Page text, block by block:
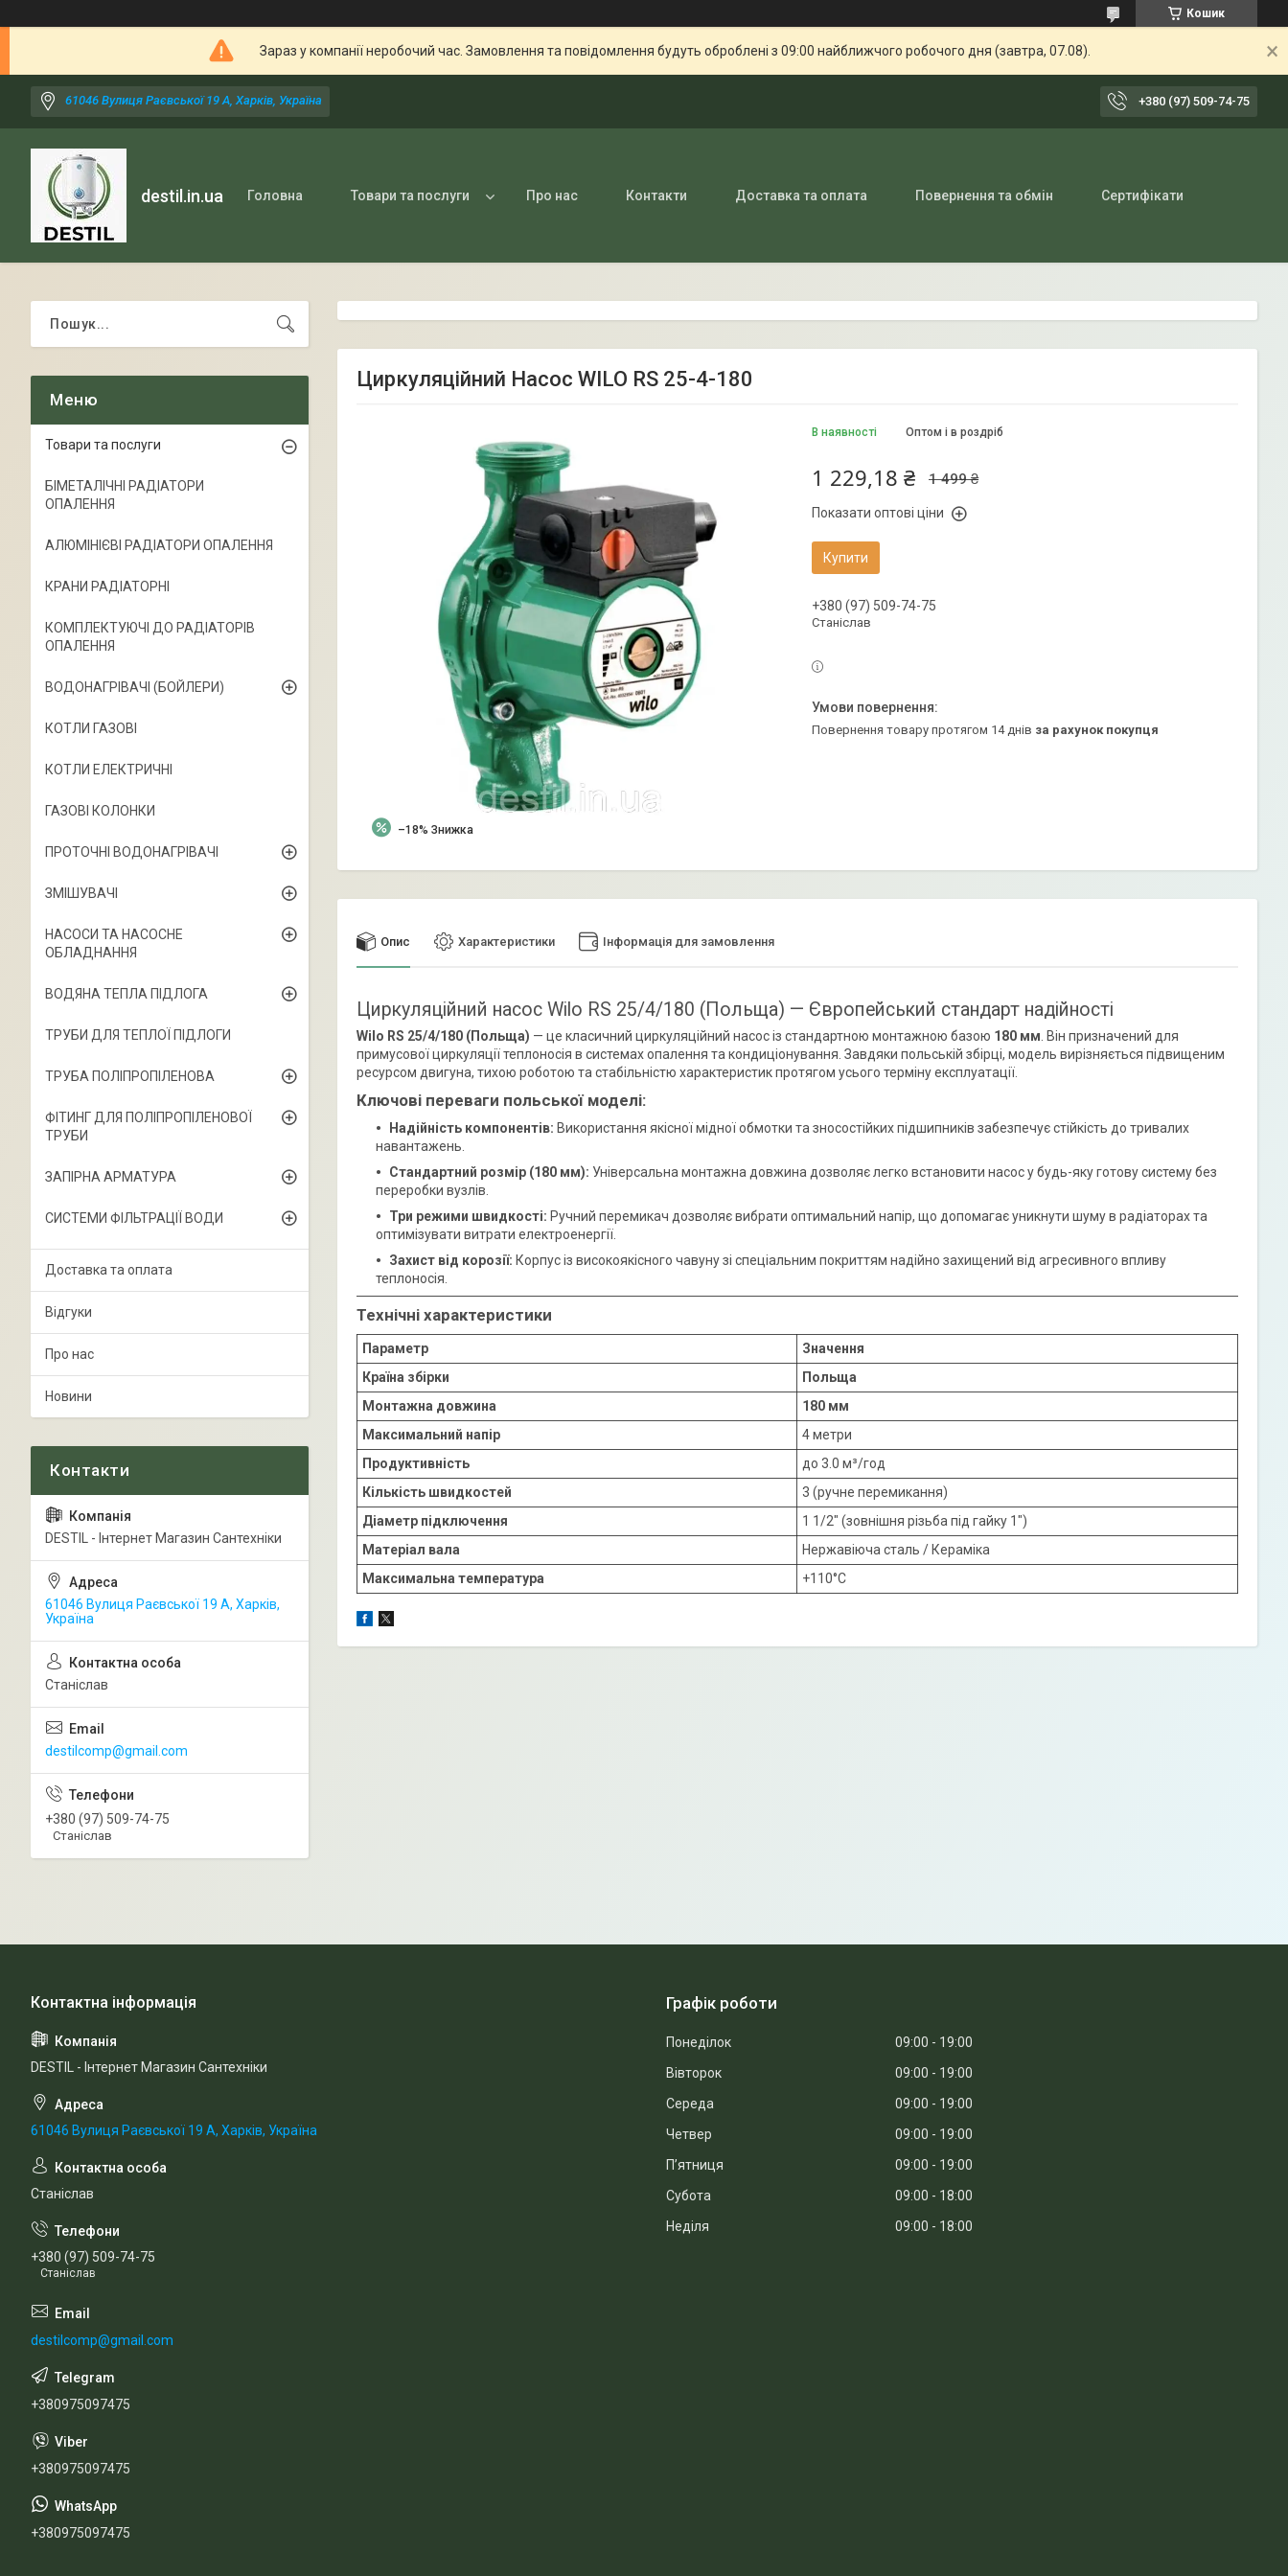
Кошик
Зараз у компанії неробочий час. Замовлення та повідомлення будуть оброблені з 09:00 найближчого робочого дня (завтра, 07.08).
61046 Вулиця Раєвської 19 А, Харків, Україна +380 (97) 509-74-75
destil.in.ua Головна Товари та послуги Про нас Контакти Доставка та оплата Повернення та обмін Сертифікати
Циркуляційний Насос WILO RS 25-4-180
–18%
В наявності Оптом і в роздріб
1 499 ₴
1 229,18 ₴
Показати оптові ціни
Купити
+380 (97) 509-74-75
Станіслав
повернення товару протягом 14 днів за рахунок покупця
Опис Характеристики Інформація для замовлення
Циркуляційний насос Wilo RS 25/4/180 (Польща) — Європейський стандарт надійності
Wilo RS 25/4/180 (Польща) — це класичний циркуляційний насос із стандартною монтажною базою 180 мм . Він призначений для
примусової циркуляції теплоносія в системах опалення та кондиціонування. Завдяки польській збірці, модель вирізняється підвищеним
ресурсом двигуна, тихою роботою та стабільністю характеристик протягом усього терміну експлуатації.
Ключові переваги польської моделі:
Надійність компонентів: Використання якісної мідної обмотки та зносостійких підшипників забезпечує стійкість до тривалих
навантажень.
Стандартний розмір (180 мм): Універсальна монтажна довжина дозволяє легко встановити насос у будь-яку готову систему без
переробки вузлів.
Три режими швидкості: Ручний перемикач дозволяє вибрати оптимальний напір, що допомагає уникнути шуму в радіаторах та
оптимізувати витрати електроенергії.
Захист від корозії: Корпус із високоякісного чавуну зі спеціальним покриттям надійно захищений від агресивного впливу
теплоносія.
Технічні характеристики
Параметр
Значення
Країна збірки
Польща
Монтажна довжина
180 мм
Максимальний напір
4 метри
Продуктивність
до 3.0 м³/год
Кількість швидкостей
3 (ручне перемикання)
Діаметр підключення
1 1/2" (зовнішня різьба під гайку 1")
Матеріал вала
Нержавіюча сталь / Кераміка
Максимальна температура
+110°C
Товари та послуги
БІМЕТАЛІЧНІ РАДІАТОРИ
ОПАЛЕННЯ
АЛЮМІНІЄВІ РАДІАТОРИ ОПАЛЕННЯ
КРАНИ РАДІАТОРНІ
КОМПЛЕКТУЮЧІ ДО РАДІАТОРІВ
ОПАЛЕННЯ
ВОДОНАГРІВАЧІ (БОЙЛЕРИ)
КОТЛИ ГАЗОВІ
КОТЛИ ЕЛЕКТРИЧНІ
ГАЗОВІ КОЛОНКИ
ПРОТОЧНІ ВОДОНАГРІВАЧІ
ЗМІШУВАЧІ
НАСОСИ ТА НАСОСНЕ
ОБЛАДНАННЯ
ВОДЯНА ТЕПЛА ПІДЛОГА
ТРУБИ ДЛЯ ТЕПЛОЇ ПІДЛОГИ
ТРУБА ПОЛІПРОПІЛЕНОВА
ФІТИНГ ДЛЯ ПОЛІПРОПІЛЕНОВОЇ
ТРУБИ
ЗАПІРНА АРМАТУРА
СИСТЕМИ ФІЛЬТРАЦІЇ ВОДИ
Доставка та оплата
Відгуки
Про нас
Новини
DESTIL - Інтернет Магазин Сантехніки
61046 Вулиця Раєвської 19 А, Харків,
Україна
Станіслав
destilcomp@gmail.com
+380 (97) 509-74-75
Станіслав
DESTIL - Інтернет Магазин Сантехніки
61046 Вулиця Раєвської 19 А, Харків, Україна
Станіслав
+380 (97) 509-74-75
Станіслав
destilcomp@gmail.com
+380975097475
+380975097475
+380975097475
Графік роботи
Понеділок 09:00
19:00
Вівторок
09:00
19:00
Середа
09:00
19:00
Четвер
09:00
19:00
Пʼятниця
09:00
19:00
Субота
09:00
18:00
Неділя
09:00 18:00